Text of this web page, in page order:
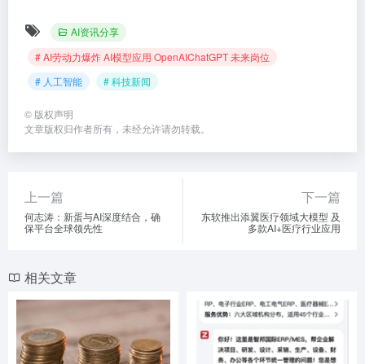
AI资讯分享
# AI劳动力爆炸 AI模型应用 OpenAIChatGPT 未来岗位
# 人工智能
# 科技新闻
© 版权声明
文章版权归作者所有，未经允许请勿转载。
上一篇
何志涛：新蛋与AI深度结合，确
保平台全球领先性
下一篇
东软推出添翼医疗领域大模型 及
多款AI+医疗行业应用
相关文章